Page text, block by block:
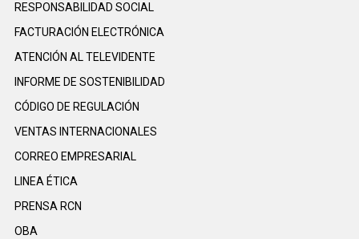
RESPONSABILIDAD SOCIAL
FACTURACIÓN ELECTRÓNICA
ATENCIÓN AL TELEVIDENTE
INFORME DE SOSTENIBILIDAD
CÓDIGO DE REGULACIÓN
VENTAS INTERNACIONALES
CORREO EMPRESARIAL
LINEA ÉTICA
PRENSA RCN
OBA